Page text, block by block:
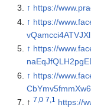
↑ https://
↑ https://
vQamcci4ATVJXl
↑ https://
↑ https://
↑ 7,0 7,1
https://